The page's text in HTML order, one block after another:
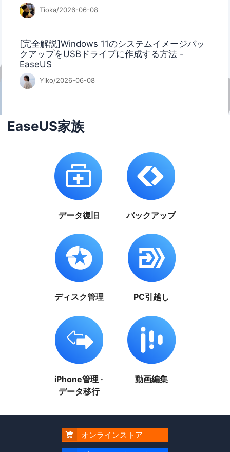
Tioka/2026-06-08
[完全解説]Windows 11のシステムイメージバッ
クアップをUSBドライブに作成する方法 -
EaseUS
Yiko/2026-06-08
EaseUS家族
データ復旧 バックアップ
ディスク管理 PC引越し
iPhone管理 ·
データ移行
動画編集
 オンラインストア